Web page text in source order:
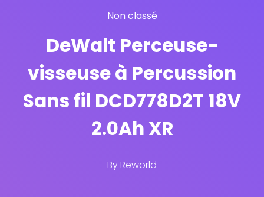
Non classé
DeWalt Perceuse-
visseuse à Percussion
Sans fil DCD778D2T 18V
2.0Ah XR
ByReworld